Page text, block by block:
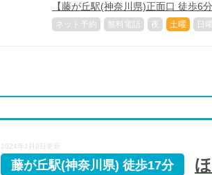
【藤が丘駅(神奈川県)正面口 徒歩6
ネット予約 無料電話 夜 土曜 日曜
2024年1月9日更新
藤が丘駅(神奈川県) 徒歩17分